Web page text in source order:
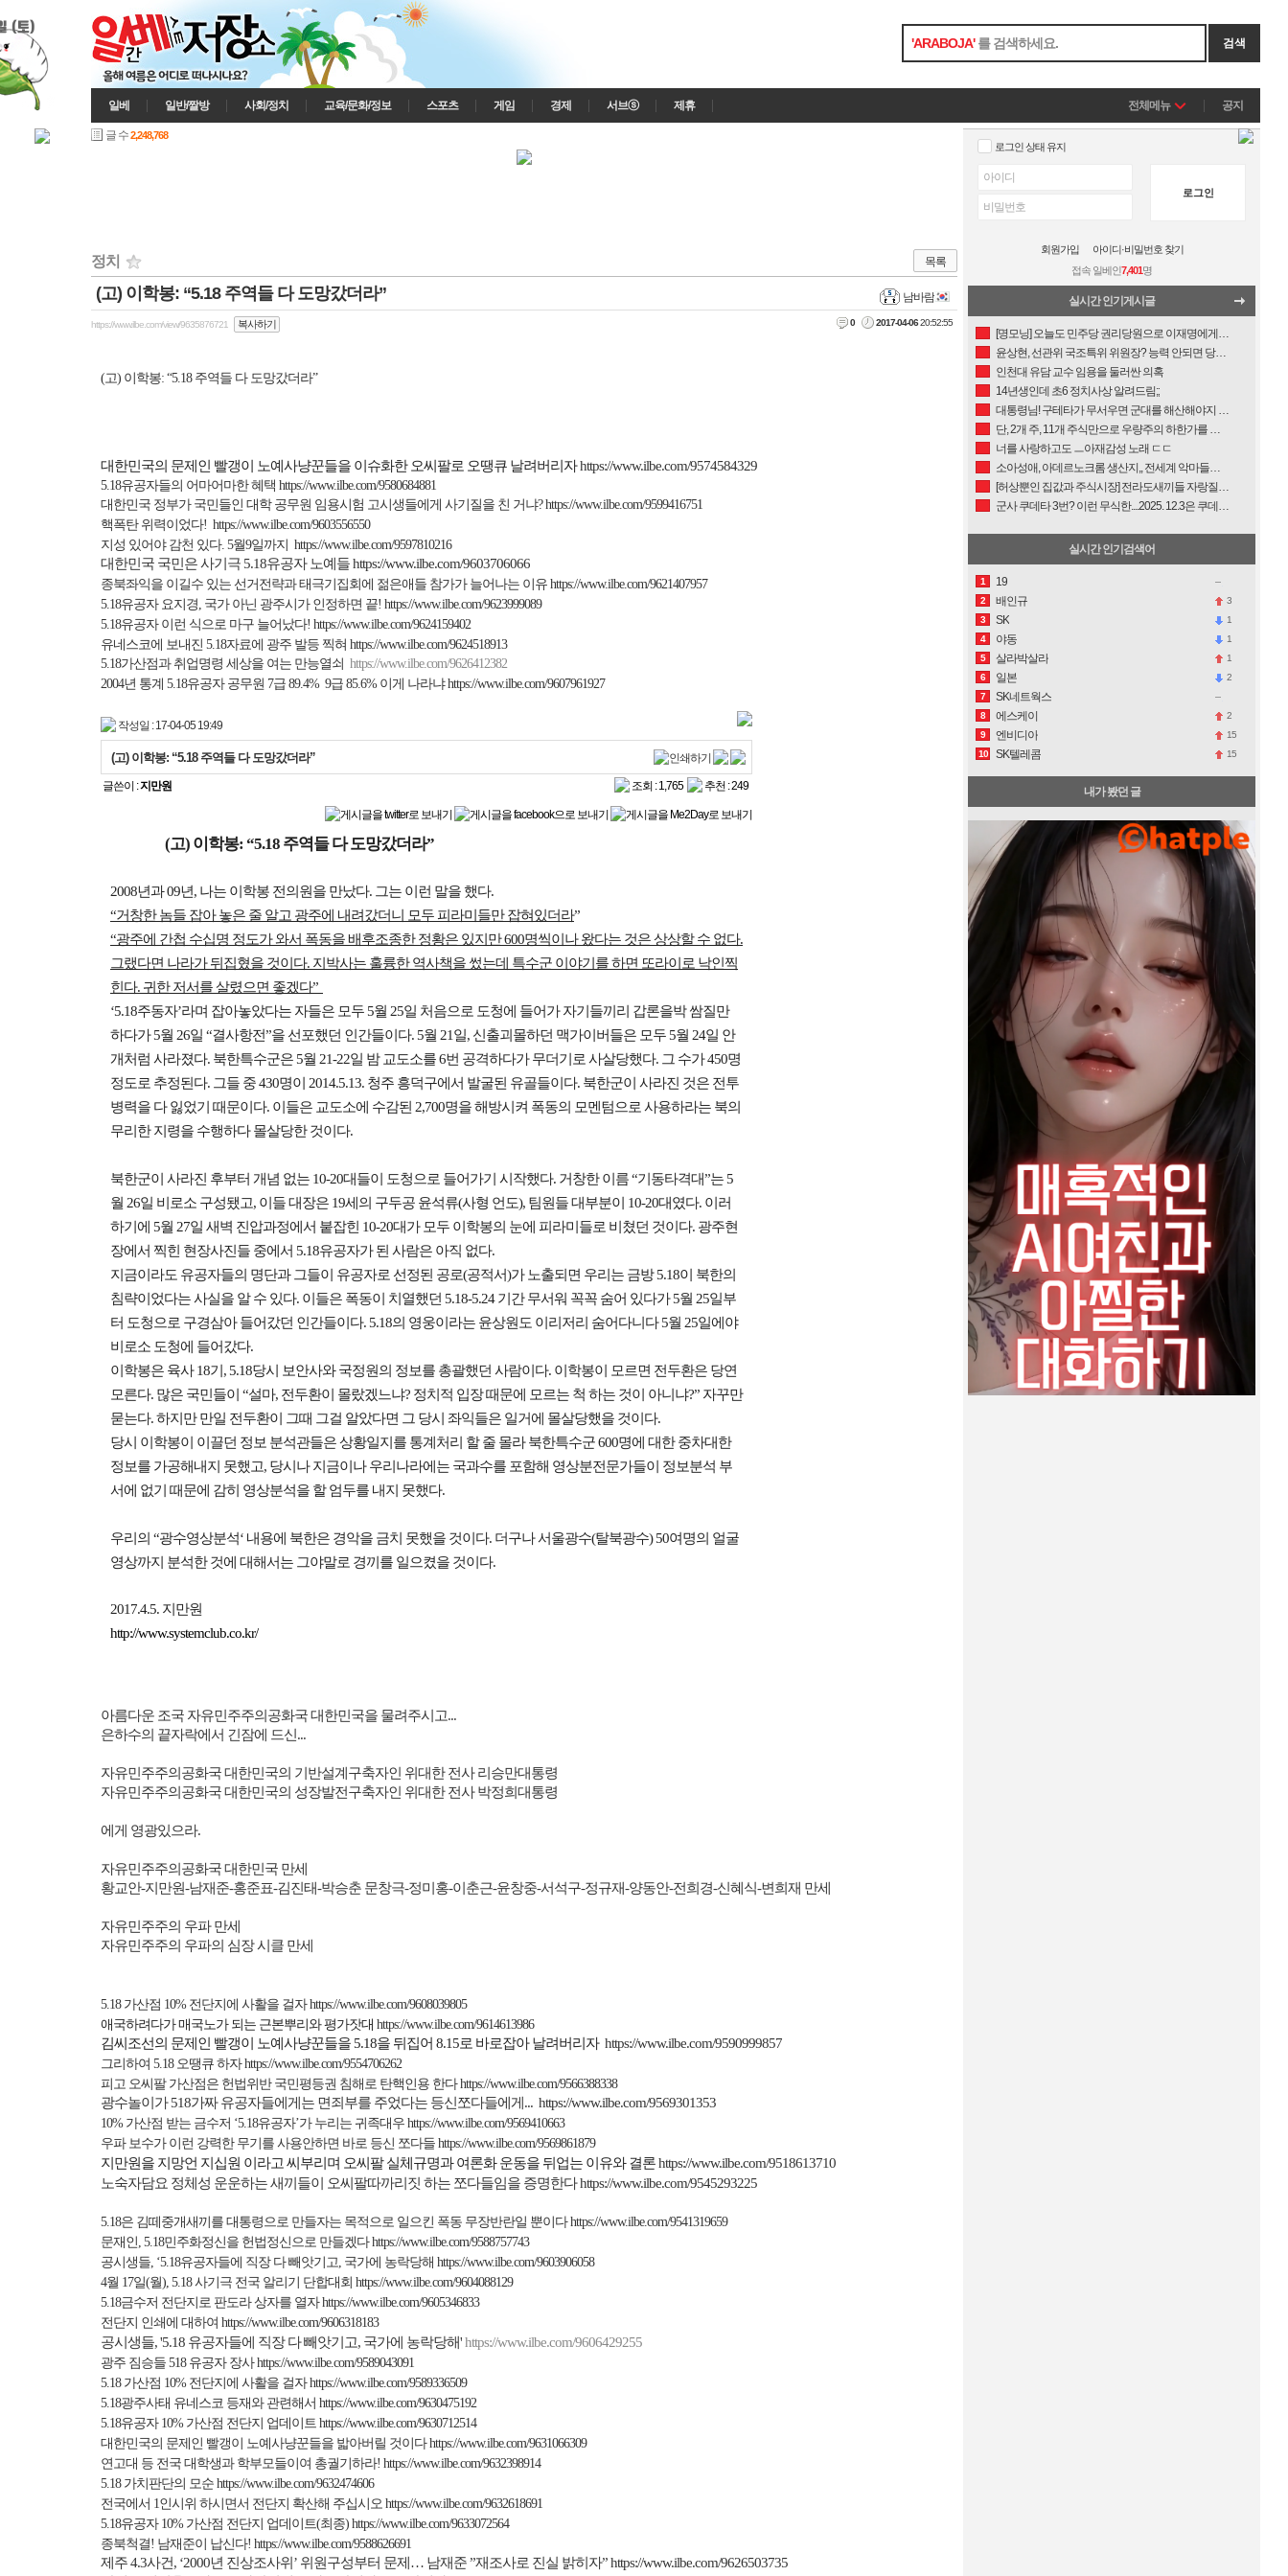
'ARABOJA'를 검색하세요. 검색
일베 일반/짤방 사회/정치 교육/문화/정보 스포츠 게임 경제 서브ⓢ 제휴 전체메뉴 공지
글 수2,248,768
정치 목록
(고) 이학봉: “5.18 주역들 다 도망갔더라” 남바람
https://www.ilbe.com/view/9635876721 복사하기 0 2017-04-0620:52:55
(고) 이학봉: “5.18 주역들 다 도망갔더라”
대한민국의 문제인 빨갱이 노예사냥꾼들을 이슈화한 오씨팔로 오땡큐 날려버리자https://www.ilbe.com/9574584329
5.18유공자들의 어마어마한 혜택 https://www.ilbe.com/9580684881
대한민국 정부가 국민들인 대학 공무원 임용시험 고시생들에게 사기질을 친 거냐?https://www.ilbe.com/9599416751
핵폭탄 위력이었다! https://www.ilbe.com/9603556550
지성 있어야 감천 있다. 5월9일까지 https://www.ilbe.com/9597810216
대한민국 국민은 사기극 5.18유공자 노예들https://www.ilbe.com/9603706066
종북좌익을 이길수 있는 선거전략과 태극기집회에 젊은애들 참가가 늘어나는 이유 https://www.ilbe.com/9621407957
5.18유공자 요지경, 국가 아닌 광주시가 인정하면 끝! https://www.ilbe.com/9623999089
5.18유공자 이런 식으로 마구 늘어났다! https://www.ilbe.com/9624159402
유네스코에 보내진 5.18자료에 광주 발등 찍혀 https://www.ilbe.com/9624518913
5.18가산점과 취업명령 세상을 여는 만능열쇠 https://www.ilbe.com/9626412382
2004년 통계 5.18유공자 공무원 7급 89.4% 9급 85.6% 이게 나라냐 https://www.ilbe.com/9607961927
작성일 : 17-04-05 19:49
(고) 이학봉: “5.18 주역들 다 도망갔더라”
글쓴이 :지만원 조회 : 1,765 추천 : 249
(고) 이학봉: “5.18 주역들 다 도망갔더라”
2008년과 09년, 나는 이학봉 전의원을 만났다. 그는 이런 말을 했다.
“거창한 놈들 잡아 놓은 줄 알고 광주에 내려갔더니 모두 피라미들만 잡혀있더라”
“광주에 간첩 수십명 정도가 와서 폭동을 배후조종한 정황은 있지만 600명씩이나 왔다는 것은 상상할 수 없다.
그랬다면 나라가 뒤집혔을 것이다. 지박사는 훌륭한 역사책을 썼는데 특수군 이야기를 하면 또라이로 낙인찍
힌다. 귀한 저서를 살렸으면 좋겠다”
‘5.18주동자’라며 잡아놓았다는 자들은 모두 5월 25일 처음으로 도청에 들어가 자기들끼리 갑론을박 쌈질만
하다가 5월 26일 “결사항전”을 선포했던 인간들이다. 5월 21일, 신출괴몰하던 맥가이버들은 모두 5월 24일 안
개처럼 사라졌다. 북한특수군은 5월 21-22일 밤 교도소를 6번 공격하다가 무더기로 사살당했다. 그 수가 450명
정도로 추정된다. 그들 중 430명이 2014.5.13. 청주 흥덕구에서 발굴된 유골들이다. 북한군이 사라진 것은 전투
병력을 다 잃었기 때문이다. 이들은 교도소에 수감된 2,700명을 해방시켜 폭동의 모멘텀으로 사용하라는 북의
무리한 지령을 수행하다 몰살당한 것이다.
북한군이 사라진 후부터 개념 없는 10-20대들이 도청으로 들어가기 시작했다. 거창한 이름 “기동타격대”는 5
월 26일 비로소 구성됐고, 이들 대장은 19세의 구두공 윤석류(사형 언도), 팀원들 대부분이 10-20대였다. 이러
하기에 5월 27일 새벽 진압과정에서 붙잡힌 10-20대가 모두 이학봉의 눈에 피라미들로 비쳤던 것이다. 광주현
장에서 찍힌 현장사진들 중에서 5.18유공자가 된 사람은 아직 없다.
지금이라도 유공자들의 명단과 그들이 유공자로 선정된 공로(공적서)가 노출되면 우리는 금방 5.18이 북한의
침략이었다는 사실을 알 수 있다. 이들은 폭동이 치열했던 5.18-5.24 기간 무서워 꼭꼭 숨어 있다가 5월 25일부
터 도청으로 구경삼아 들어갔던 인간들이다. 5.18의 영웅이라는 윤상원도 이리저리 숨어다니다 5월 25일에야
비로소 도청에 들어갔다.
이학봉은 육사 18기, 5.18당시 보안사와 국정원의 정보를 총괄했던 사람이다. 이학봉이 모르면 전두환은 당연
모른다. 많은 국민들이 “설마, 전두환이 몰랐겠느냐? 정치적 입장 때문에 모르는 척 하는 것이 아니냐?” 자꾸만
묻는다. 하지만 만일 전두환이 그때 그걸 알았다면 그 당시 좌익들은 일거에 몰살당했을 것이다.
당시 이학봉이 이끌던 정보 분석관들은 상황일지를 통계처리 할 줄 몰라 북한특수군 600명에 대한 중차대한
정보를 가공해내지 못했고, 당시나 지금이나 우리나라에는 국과수를 포함해 영상분전문가들이 정보분석 부
서에 없기 때문에 감히 영상분석을 할 엄두를 내지 못했다.
우리의 “광수영상분석‘ 내용에 북한은 경악을 금치 못했을 것이다. 더구나 서울광수(탈북광수) 50여명의 얼굴
영상까지 분석한 것에 대해서는 그야말로 경끼를 일으켰을 것이다.
2017.4.5. 지만원
http://www.systemclub.co.kr/
아름다운 조국 자유민주주의공화국 대한민국을 물려주시고...
은하수의 끝자락에서 긴잠에 드신 ...
자유민주주의공화국 대한민국의 기반설계구축자인 위대한 전사 리승만대통령
자유민주주의공화국 대한민국의 성장발전구축자인 위대한 전사 박정희대통령
에게 영광있으라.
자유민주주의공화국 대한민국 만세
황교안-지만원-남재준-홍준표-김진태-박승춘 문창극-정미홍-이춘근-윤창중-서석구-정규재-양동안-전희경-신혜식-변희재 만세
자유민주주의 우파 만세
자유민주주의 우파의 심장 시클 만세
5.18 가산점 10% 전단지에 사활을 걸자 https://www.ilbe.com/9608039805
애국하려다가 매국노가 되는 근본뿌리와 평가잣대 https://www.ilbe.com/9614613986
김씨조선의 문제인 빨갱이 노예사냥꾼들을5.18을 뒤집어 8.15로 바로잡아 날려버리자 https://www.ilbe.com/9590999857
그리하여 5.18 오땡큐 하자 https://www.ilbe.com/9554706262
피고 오씨팔 가산점은 헌법위반 국민평등권 침해로 탄핵인용 한다 https://www.ilbe.com/9566388338
광수놀이가518가짜 유공자들에게는 면죄부를 주었다는 등신쪼다들에게 ... https://www.ilbe.com/9569301353
10% 가산점 받는 금수저 ‘5.18유공자’가 누리는 귀족대우 https://www.ilbe.com/9569410663
우파 보수가 이런 강력한 무기를 사용안하면 바로 등신 쪼다들 https://www.ilbe.com/9569861879
지만원을 지망언 지십원 이라고 씨부리며 오씨팔 실체규명과 여론화 운동을 뒤업는 이유와 결론https://www.ilbe.com/9518613710
노숙자담요 정체성 운운하는 새끼들이 오씨팔따까리짓 하는 쪼다들임을 증명한다https://www.ilbe.com/9545293225
5.18은 김떼중개새끼를 대통령으로 만들자는 목적으로 일으킨 폭동 무장반란일 뿐이다 https://www.ilbe.com/9541319659
문재인, 5.18민주화정신을 헌법정신으로 만들겠다 https://www.ilbe.com/9588757743
공시생들, ‘5.18유공자들에 직장 다 빼앗기고, 국가에 농락당해 https://www.ilbe.com/9603906058
4월 17일(월), 5.18사기극 전국 알리기 단합대회 https://www.ilbe.com/9604088129
5.18금수저 전단지로 판도라 상자를 열자 https://www.ilbe.com/9605346833
전단지 인쇄에 대하여 https://www.ilbe.com/9606318183
공시생들, '5.18 유공자들에 직장 다 빼앗기고, 국가에 농락당해'https://www.ilbe.com/9606429255
광주 짐승들 518 유공자 장사 https://www.ilbe.com/9589043091
5.18 가산점 10% 전단지에 사활을 걸자 https://www.ilbe.com/9589336509
5.18광주사태 유네스코 등재와 관련해서 https://www.ilbe.com/9630475192
5.18유공자10% 가산점 전단지 업데이트 https://www.ilbe.com/9630712514
대한민국의 문제인 빨갱이 노예사냥꾼들을 밟아버릴 것이다 https://www.ilbe.com/9631066309
연고대 등 전국 대학생과 학부모들이여 총궐기하라! https://www.ilbe.com/9632398914
5.18 가치판단의 모순 https://www.ilbe.com/9632474606
전국에서 1인시위 하시면서 전단지 확산해 주십시오 https://www.ilbe.com/9632618691
5.18유공자10% 가산점 전단지 업데이트(최종) https://www.ilbe.com/9633072564
종북척결! 남재준이 납신다! https://www.ilbe.com/9588626691
제주4.3사건, ‘2000년 진상조사위 ’ 위원구성부터 문제 … 남재준”재조사로 진실 밝히자”https://www.ilbe.com/9626503735
로그인 상태 유지
로그인
회원가입
아이디·비밀번호 찾기
접속 일베인7,401명
실시간 인기게시글
인기게시글
[명모닝] 오늘도 민주당 권리당원으로 이재명에게 정신차리라고, 명모닝 하고 옴!
윤상현, 선관위 국조특위 위원장? 능력 안되면 당장 처 내려와라......
인천대 유담 교수 임용을 둘러싼 의혹
14년생인데 초6 정치사상 알려드림;;
대통령님! 구테타가 무서우면 군대를 해산해야지 왜 육사를 가지고 거시기하세요?
단, 2개 주, 11개 주식만으로 우량주의 하한가를 유도하는 한국놈
너를 사랑하고도 ㅡ아재감성 노래 ㄷㄷ
소아성애, 아데르노크롬 생산지,, 전세계 악마들의 본거지 우크라이나
[허상뿐인 집값과 주식시장] 전라도새끼들 자랑질에 괜한 FOMO 만들어 고뇌끝에 상투잡는 바보짓하지마라.
군사 쿠데타 3번? 이런 무식한....2025. 12.3은 쿠데타가 아니었다....
실시간 인기검색어
1 19
2 배인규
3
3
SK
1
4
야동
1
5
살라박살라
1
6
일본
2
7
SK네트웍스
8 에스케이
2
9
엔비디아
15
10
SK텔레콤 15
내가 봤던 글
(토)